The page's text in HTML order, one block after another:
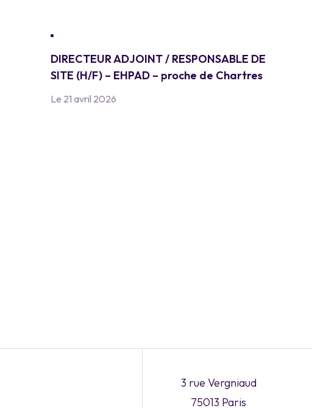
DIRECTEUR ADJOINT / RESPONSABLE DE
SITE (H/F) – EHPAD – proche de Chartres
Le 21 avril 2026
3 rue Vergniaud
75013 Paris